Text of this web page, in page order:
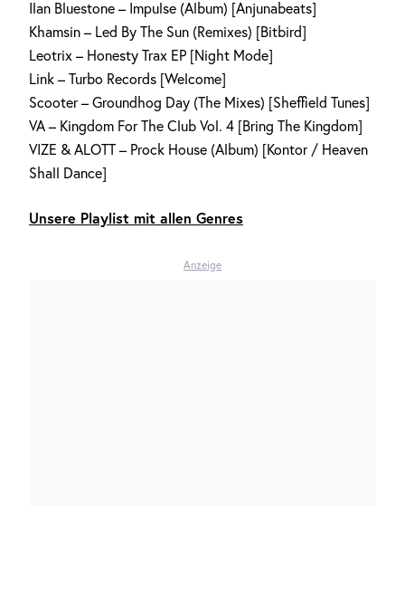
Ilan Bluestone – Impulse (Album) [Anjunabeats]
Khamsin – Led By The Sun (Remixes) [Bitbird]
Leotrix – Honesty Trax EP [Night Mode]
Link – Turbo Records [Welcome]
Scooter – Groundhog Day (The Mixes) [Sheffield Tunes]
VA – Kingdom For The Club Vol. 4 [Bring The Kingdom]
VIZE & ALOTT – Prock House (Album) [Kontor / Heaven
Shall Dance]
Unsere Playlist mit allen Genres
Anzeige